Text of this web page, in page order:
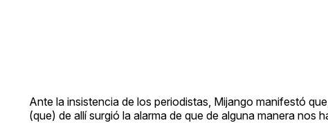
Ante la insistencia de los periodistas, Mijango manifestó
(que) de allí surgió la alarma de que de alguna manera nos